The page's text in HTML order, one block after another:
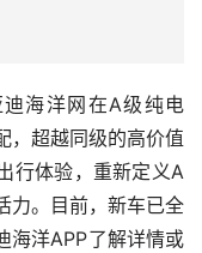
海洋网在A级纯电
，超越同级的高价值
行体验，重新定义A
力。目前，新车已全
海洋APP了解详情或